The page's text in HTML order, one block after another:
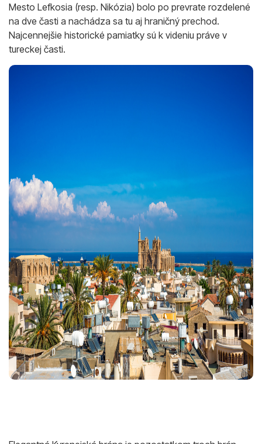
Mesto Lefkosia (resp. Nikózia) bolo po prevrate rozdelené
na dve časti a nachádza sa tu aj hraničný prechod.
Najcennejšie historické pamiatky sú k videniu práve v
tureckej časti.